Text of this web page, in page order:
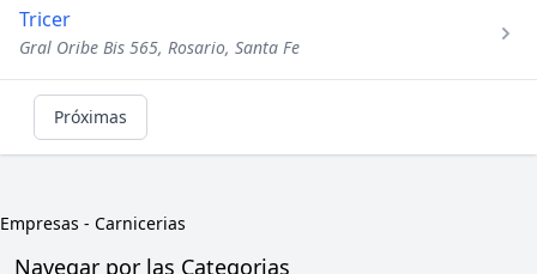
Tricer
Gral Oribe Bis 565, Rosario, Santa Fe
Próximas
Empresas - Carnicerias
Navegar por las Categorias